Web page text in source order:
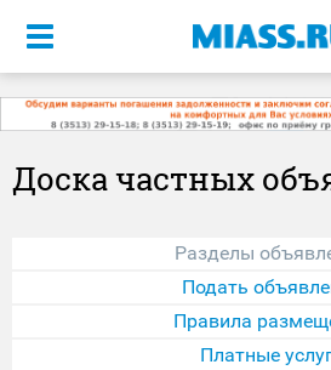
Меню
Доска частных
Разделы
Подать
Правила
Платные